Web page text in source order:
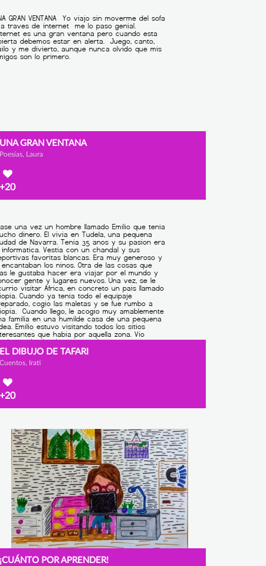
UNA GRAN VENTANA
Poesías, Laura
+20
EL DIBUJO DE TAFARI
Cuentos, Irati
+20
¡CUÁNTO POR APRENDER!